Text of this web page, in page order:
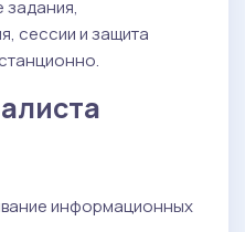
задания,
сессии и защита
информационных